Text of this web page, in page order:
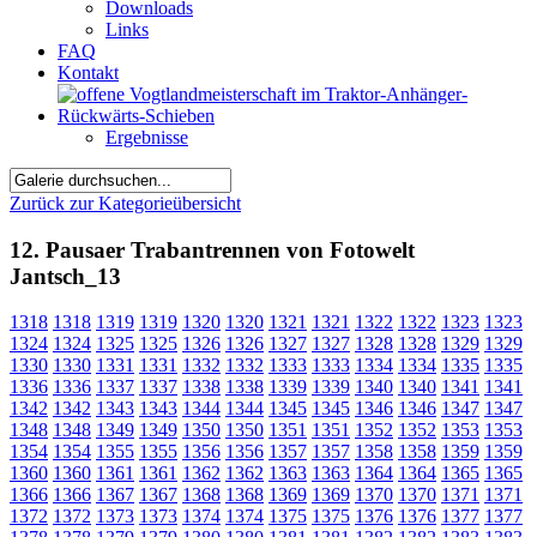
Downloads
Links
FAQ
Kontakt
Ergebnisse
Zurück zur Kategorieübersicht
12. Pausaer Trabantrennen von Fotowelt
Jantsch_13
1318 1318 1319 1319 1320 1320 1321 1321 1322 1322 1323 1323
1324 1324 1325 1325 1326 1326 1327 1327 1328 1328 1329 1329
1330 1330 1331 1331 1332 1332 1333 1333 1334 1334 1335 1335
1336 1336 1337 1337 1338 1338 1339 1339 1340 1340 1341 1341
1342 1342 1343 1343 1344 1344 1345 1345 1346 1346 1347 1347
1348 1348 1349 1349 1350 1350 1351 1351 1352 1352 1353 1353
1354 1354 1355 1355 1356 1356 1357 1357 1358 1358 1359 1359
1360 1360 1361 1361 1362 1362 1363 1363 1364 1364 1365 1365
1366 1366 1367 1367 1368 1368 1369 1369 1370 1370 1371 1371
1372 1372 1373 1373 1374 1374 1375 1375 1376 1376 1377 1377